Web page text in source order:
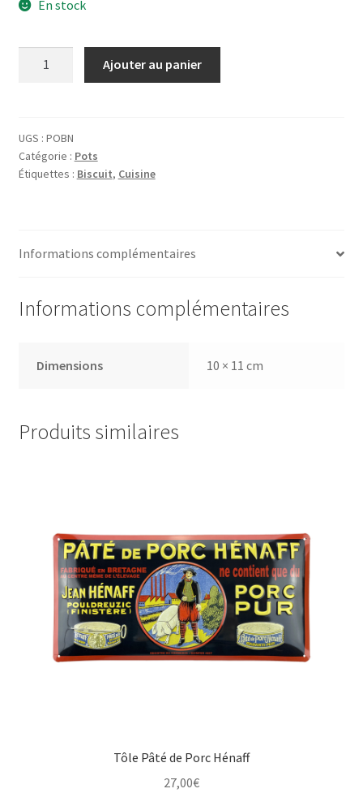
En stock
Nantaise
Ajouter au panier
UGS : POBN
Catégorie : Pots
Étiquettes : Biscuit, Cuisine
Informations complémentaires
Informations complémentaires
Dimensions 10 × 11 cm
Produits similaires
Tôle Pâté de Porc Hénaff
27,00€